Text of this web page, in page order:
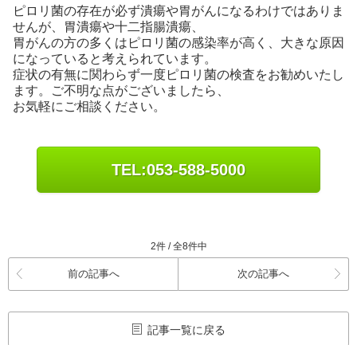
ピロリ菌の存在が必ず潰瘍や胃がんになるわけではありま
せんが、胃潰瘍や十二指腸潰瘍、
胃がんの方の多くはピロリ菌の感染率が高く、大きな原因
になっていると考えられています。
症状の有無に関わらず一度ピロリ菌の検査をお勧めいたし
ます。ご不明な点がございましたら、
お気軽にご相談ください。
TEL:053-588-5000
2件 / 全8件中
前の記事へ 次の記事へ
記事一覧に戻る